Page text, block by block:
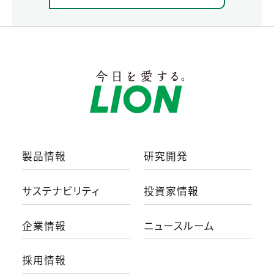
製品情報 研究開発
サステナビリティ 投資家情報
企業情報 ニュースルーム
採用情報